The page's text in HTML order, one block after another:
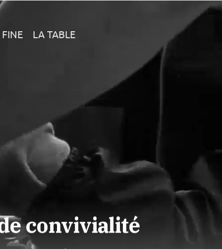
FINE LA TABLE